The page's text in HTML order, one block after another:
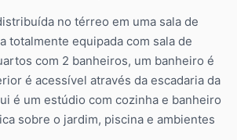
no térreo em uma sala de
totalmente equipada com sala de
com 2 banheiros, um banheiro é
é acessível através da escadaria da
é um estúdio com cozinha e banheiro
sobre o jardim, piscina e ambientes